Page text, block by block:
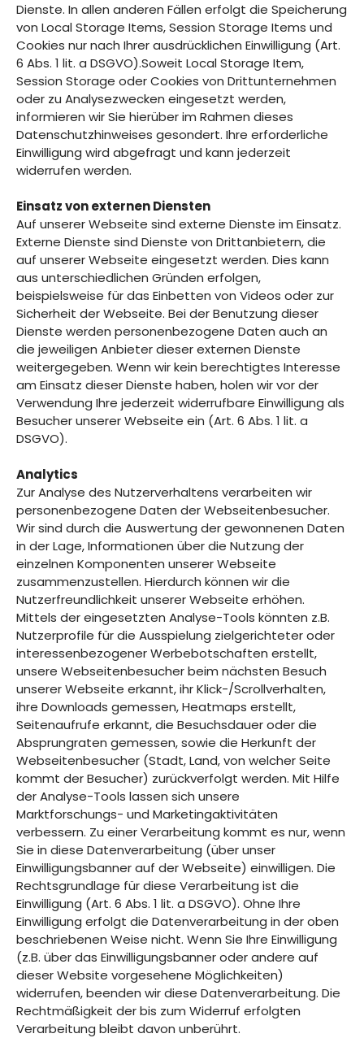
Dienste. In allen anderen Fällen erfolgt die Speicherung
von Local Storage Items, Session Storage Items und
Cookies nur nach Ihrer ausdrücklichen Einwilligung (Art.
6 Abs. 1 lit. a DSGVO).Soweit Local Storage Item,
Session Storage oder Cookies von Drittunternehmen
oder zu Analysezwecken eingesetzt werden,
informieren wir Sie hierüber im Rahmen dieses
Datenschutzhinweises gesondert. Ihre erforderliche
Einwilligung wird abgefragt und kann jederzeit
widerrufen werden.
Einsatz von externen Diensten
Auf unserer Webseite sind externe Dienste im Einsatz.
Externe Dienste sind Dienste von Drittanbietern, die
auf unserer Webseite eingesetzt werden. Dies kann
aus unterschiedlichen Gründen erfolgen,
beispielsweise für das Einbetten von Videos oder zur
Sicherheit der Webseite. Bei der Benutzung dieser
Dienste werden personenbezogene Daten auch an
die jeweiligen Anbieter dieser externen Dienste
weitergegeben. Wenn wir kein berechtigtes Interesse
am Einsatz dieser Dienste haben, holen wir vor der
Verwendung Ihre jederzeit widerrufbare Einwilligung als
Besucher unserer Webseite ein (Art. 6 Abs. 1 lit. a
DSGVO).
Analytics
Zur Analyse des Nutzerverhaltens verarbeiten wir
personenbezogene Daten der Webseitenbesucher.
Wir sind durch die Auswertung der gewonnenen Daten
in der Lage, Informationen über die Nutzung der
einzelnen Komponenten unserer Webseite
zusammenzustellen. Hierdurch können wir die
Nutzerfreundlichkeit unserer Webseite erhöhen.
Mittels der eingesetzten Analyse-Tools könnten z.B.
Nutzerprofile für die Ausspielung zielgerichteter oder
interessenbezogener Werbebotschaften erstellt,
unsere Webseitenbesucher beim nächsten Besuch
unserer Webseite erkannt, ihr Klick-/Scrollverhalten,
ihre Downloads gemessen, Heatmaps erstellt,
Seitenaufrufe erkannt, die Besuchsdauer oder die
Absprungraten gemessen, sowie die Herkunft der
Webseitenbesucher (Stadt, Land, von welcher Seite
kommt der Besucher) zurückverfolgt werden. Mit Hilfe
der Analyse-Tools lassen sich unsere
Marktforschungs- und Marketingaktivitäten
verbessern. Zu einer Verarbeitung kommt es nur, wenn
Sie in diese Datenverarbeitung (über unser
Einwilligungsbanner auf der Webseite) einwilligen. Die
Rechtsgrundlage für diese Verarbeitung ist die
Einwilligung (Art. 6 Abs. 1 lit. a DSGVO). Ohne Ihre
Einwilligung erfolgt die Datenverarbeitung in der oben
beschriebenen Weise nicht. Wenn Sie Ihre Einwilligung
(z.B. über das Einwilligungsbanner oder andere auf
dieser Website vorgesehene Möglichkeiten)
widerrufen, beenden wir diese Datenverarbeitung. Die
Rechtmäßigkeit der bis zum Widerruf erfolgten
Verarbeitung bleibt davon unberührt.